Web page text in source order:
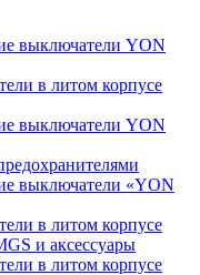
выключатели YON
в литом корпусе
выключатели YON
выключатели «YON
в литом корпусе
и аксессуары
в литом корпусе